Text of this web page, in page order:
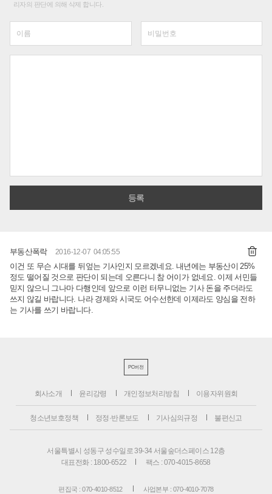
리자의 판단에 의해 삭제 합니다.
부동산폭락 2016-12-07 04:05:55
이건 또 무슨 시대를 뒤엎는 기사인지 모르겠네요. 내년에는 부동산이 25%
정도 떨어질 것으로 판단이 되는데 오른다니 참 어이가 없네요. 이제 서민들
믿지 않으니 그나마 다행인데 앞으로 이런 터무니없는 기사 돈을 주더라도
쓰지 않길 바랍니다. 나라 경제와 시국도 어수선한데 이제라도 양심을 전하
는 기사를 쓰기 바랍니다.
PC버전
회사소개 윤리강령 개인정보처리방침 이용자위원회
청소년보호정책 정정·반론보도 기사심의규정 불편신고
서울특별시 성동구 성수일로 39-34 서울숲더스페이스 12층
대표전화 : 1800-6522
팩스 : 070-4015-8658
편집국 : 070-4010-8512 사업본부 : 070-4010-7078